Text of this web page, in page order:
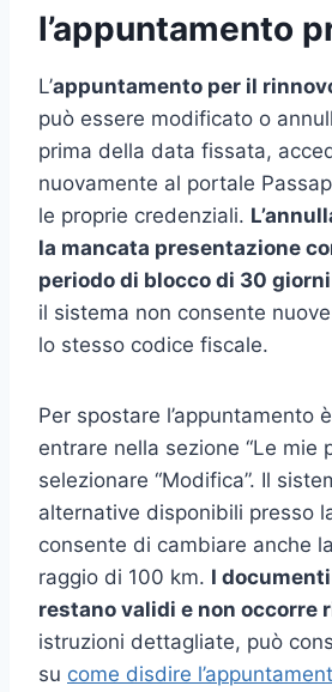
l’appuntamento
L’appuntamento per il
può essere modificato o
prima della data fissata,
nuovamente al portale
le proprie credenziali.
la mancata presentazione
periodo di blocco di 30 giorni
il sistema non consente
lo stesso codice fiscale.
Per spostare l’appuntamento
entrare nella sezione “Le mie
selezionare “Modifica”. Il
alternative disponibili presso
consente di cambiare anche
raggio di 100 km. I
restano validi e non occorre
istruzioni dettagliate, può
su come disdire